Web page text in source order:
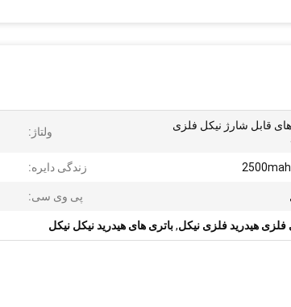
های قابل شارژ نیکل فلزی
ولتاژ:
زندگی دایره:
پی وی سی:
فلزی هیدرید فلزی نیکل,باتری های هیدرید نیکل نیکل